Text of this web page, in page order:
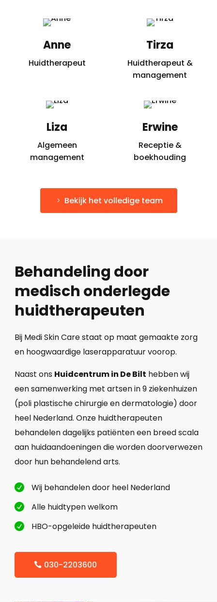
Anne
Huidtherapeut
Tirza
Huidtherapeut &
management
Liza
Algemeen
management
Erwine
Receptie &
boekhouding
Bekijk het volledige team
Behandeling door
medisch onderlegde
huidtherapeuten
Bij Medi Skin Care staat op maat gemaakte zorg
en hoogwaardige laserapparatuur voorop.
Naast ons Huidcentrum in De Bilt hebben wij
een samenwerking met artsen in 9 ziekenhuizen
(poli plastische chirurgie en dermatologie) door
heel Nederland. Onze huidtherapeuten
behandelen dagelijks patiënten een breed scala
aan huidaandoeningen die worden doorverwezen
door hun behandelend arts.
 Wij behandelen door heel Nederland
 Alle huidtypen welkom
 HBO-opgeleide huidtherapeuten
030-2203600